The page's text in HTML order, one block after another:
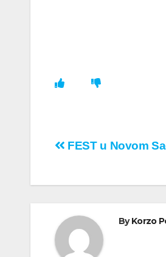
Кретање
FEST u Novom
ByKorzo